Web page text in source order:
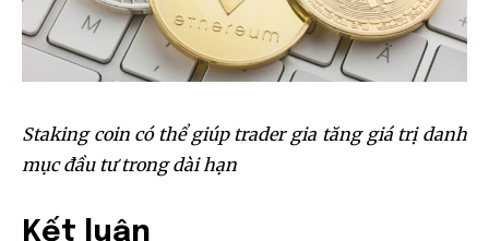
Staking coin có thể giúp trader gia tăng giá trị danh
mục đầu tư trong dài hạn
Kết luận